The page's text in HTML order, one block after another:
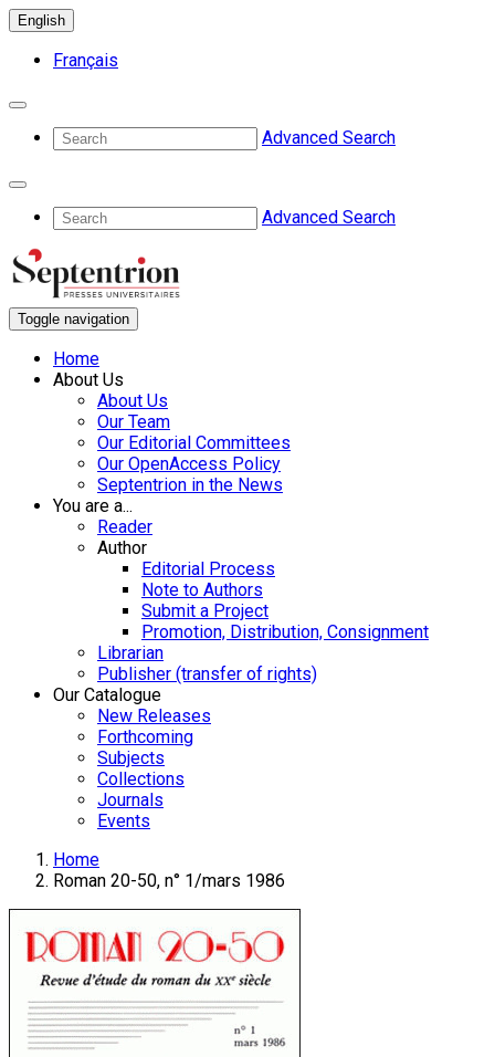
English
Français
Advanced Search
Advanced Search
Toggle navigation
Home
About Us
About Us
Our Team
Our Editorial Committees
Our OpenAccess Policy
Septentrion in the News
You are a...
Reader
Author
Editorial Process
Note to Authors
Submit a Project
Promotion, Distribution, Consignment
Librarian
Publisher (transfer of rights)
Our Catalogue
New Releases
Forthcoming
Subjects
Collections
Journals
Events
Home
Roman 20-50, n° 1/mars 1986